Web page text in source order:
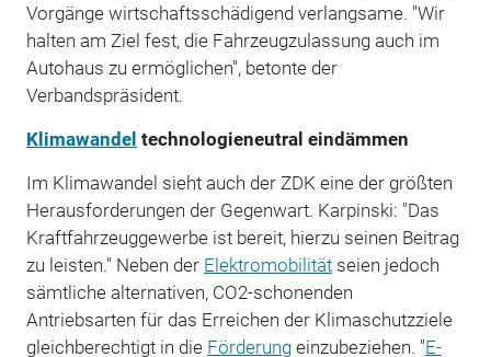
Vorgänge wirtschaftsschädigend verlangsame. "Wir
halten am Ziel fest, die Fahrzeugzulassung auch im
Autohaus zu ermöglichen", betonte der
Verbandspräsident.
Klimawandel technologieneutral eindämmen
Im Klimawandel sieht auch der ZDK eine der größten
Herausforderungen der Gegenwart. Karpinski: "Das
Kraftfahrzeuggewerbe ist bereit, hierzu seinen Beitrag
zu leisten." Neben der Elektromobilitätseien jedoch
sämtliche alternativen, CO2-schonenden
Antriebsarten für das Erreichen der Klimaschutzziele
gleichberechtigt in die Förderungeinzubeziehen. "E-